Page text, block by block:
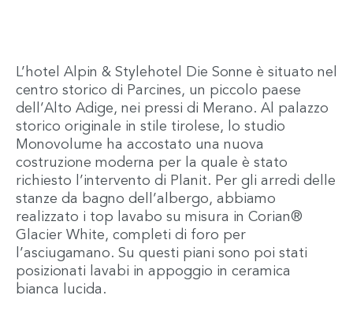
L’hotel Alpin & Stylehotel Die Sonne è situato nel
centro storico di Parcines, un piccolo paese
dell’Alto Adige, nei pressi di Merano. Al palazzo
storico originale in stile tirolese, lo studio
Monovolume ha accostato una nuova
costruzione moderna per la quale è stato
richiesto l’intervento di Planit. Per gli arredi delle
stanze da bagno dell’albergo, abbiamo
realizzato i top lavabo su misura in Corian®
Glacier White, completi di foro per
l’asciugamano. Su questi piani sono poi stati
posizionati lavabi in appoggio in ceramica
bianca lucida.